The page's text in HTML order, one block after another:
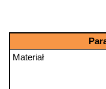
Materiał